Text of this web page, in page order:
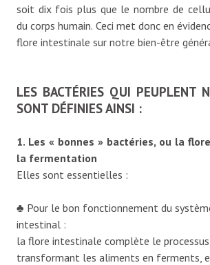
soit dix fois plus que le nombre de
du corps humain. Ceci met donc en
flore intestinale sur notre bien-être
LES BACTÉRIES QUI PEUPLENT
SONT DÉFINIES AINSI :
1. Les « bonnes » bactéries, ou la
la fermentation
Elles sont essentielles :
♣ Pour le bon fonctionnement du
intestinal :
la flore intestinale complète le
transformant les aliments en ferments,